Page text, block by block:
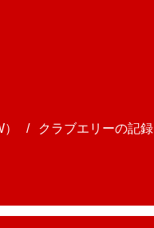
クラブエリーの記録